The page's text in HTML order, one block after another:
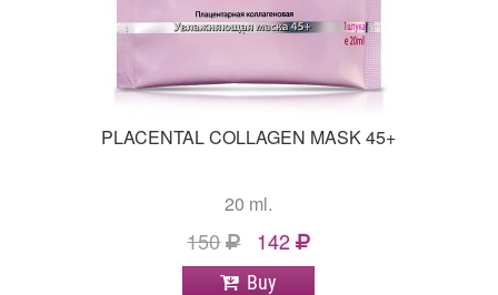
PLACENTAL COLLAGEN MASK 45+
20 ml.
150 142
Buy